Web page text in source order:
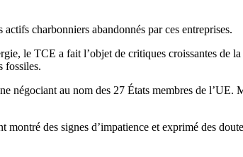
charbonniers abandonnés par ces entreprises.
le TCE a fait l’objet de critiques croissantes de
fossiles.
au nom des 27 États membres de
des signes d’impatience et exprimé des